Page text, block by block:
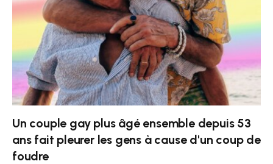
Un couple gay plus âgé ensemble depuis 53
ans fait pleurer les gens à cause d'un coup de
foudre